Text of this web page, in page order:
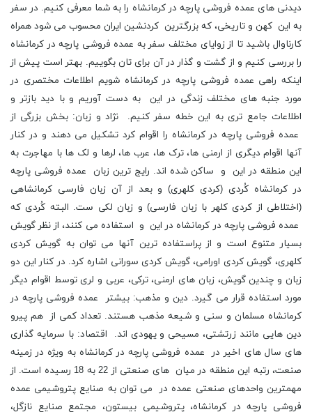
دیدنی های عمده فروشی پارچه در کرمانشاه را به شما معرفی کنیم. در سفر
به این کهن و تاریخی، که بزرگترین کردنشین ایران محسوب می شود همراه
کارناوال باشید تا از زوایای مختلف سفر به عمده فروشی پارچه در کرمانشاه
را بررسی کنیم و از گشت و گذار در آن برای تان بگوییم. بهتر است پیش از
اینکه راهی عمده فروشی پارچه در کرمانشاه شویم اطلاعات مختصری در
مورد جنبه های مختلف زندگی در این به دست آوریم و با دید بازتر و
اطلاعات جامع تری به این خطه سفر کنیم. نژاد و زبان: بخش بزرگی از
عمده فروشی پارچه در کرمانشاه را اقوام کرد تشکیل می دهند و در کنار
آنها اقوام دیگری از ارمنی ها، ترک ها، عرب ها، لرها و لک ها با مهاجرت به
این منطقه در این و ساکن شده اند. رایج ترین زبان عمده فروشی پارچه
در کرمانشاه کُردی (کردی کلهری) و بعد از آن زبان فارسی کرمانشاهی
(اختلاطی از كردی كلهر با زبان فارسی) و زبان لکی ست. البته کُردی که
عمده فروشی پارچه در کرمانشاه در این و استفاده می کنند، از نظر گویش
بسیار متنوع است و از پراستفاده ترین آنها می توان به گویش کردی
کلهری، گویش کردی اورامی، گویش کردی سورانی اشاره کرد. در کنار این دو
زبان و چندین گویش، زبان های ارمنی، ترکی، عربی و لری توسط اقوام دیگر
مورد استفاده قرار می گیرد. دین و مذهب: بیشتر عمده فروشی پارچه در
کرمانشاه مسلمان و سنی و شیعه مذهب هستند. تعداد کمی از هم پیرو
دین هایی مانند زرتشتی، مسیحی و یهودی اند. اقتصاد: با سرمایه گذاری
های سال های اخیر در عمده فروشی پارچه در کرمانشاه به ویژه در زمینه
صنعت، رتبه این منطقه در میان های صنعتی از 22 به 18 رسیده است. از
مهمترین واحدهای صنعتی عمده در می توان به صنایع پتروشیمی عمده
فروشی پارچه در کرمانشاه، پتروشیمی بیستون، مجتمع صنایع نازگل،